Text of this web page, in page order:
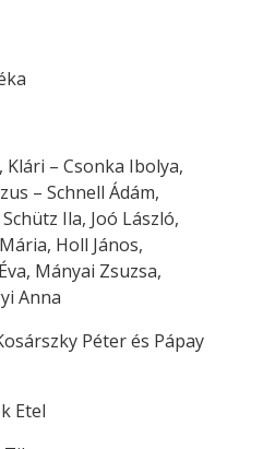
– Csonka Ibolya,
– Schnell Ádám,
Ila, Joó László,
Holl János,
Mányai Zsuzsa,
Anna
Péter és Pápay
Etel